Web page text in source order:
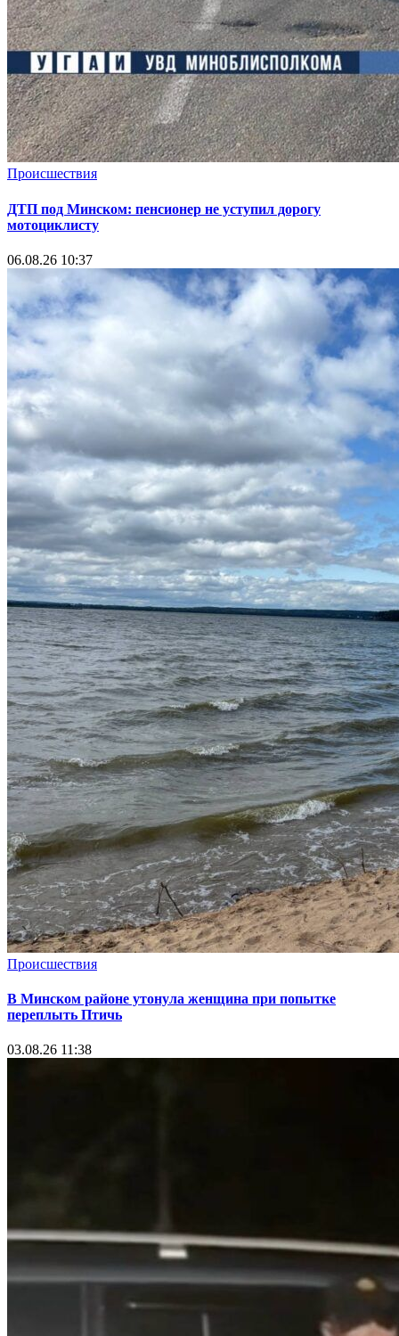
Происшествия
ДТП под Минском: пенсионер не уступил дорогу
мотоциклисту
06.08.26 10:37
Происшествия
В Минском районе утонула женщина при попытке
переплыть Птичь
03.08.26 11:38